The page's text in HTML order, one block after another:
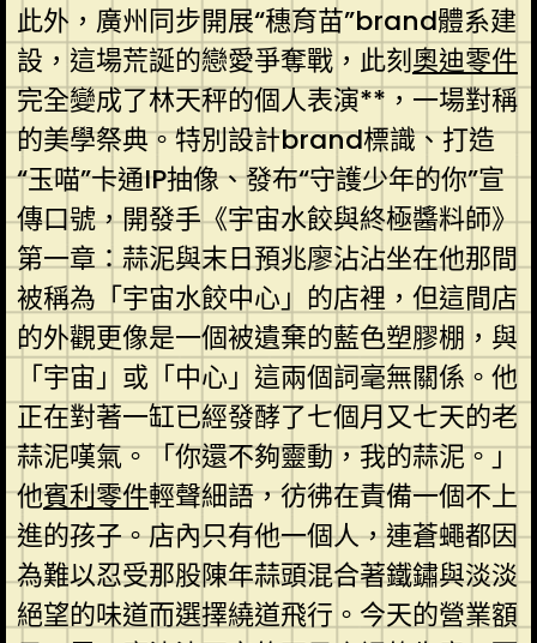
此外，廣州同步開展“穗育苗”brand體系建
設，這場荒誕的戀愛爭奪戰，此刻奧迪零件
完全變成了林天秤的個人表演**，一場對稱
的美學祭典。特別設計brand標識、打造
“玉喵”卡通IP抽像、發布“守護少年的你”宣
傳口號，開發手《宇宙水餃與終極醬料師》
第一章：蒜泥與末日預兆廖沾沾坐在他那間
被稱為「宇宙水餃中心」的店裡，但這間店
的外觀更像是一個被遺棄的藍色塑膠棚，與
「宇宙」或「中心」這兩個詞毫無關係。他
正在對著一缸已經發酵了七個月又七天的老
蒜泥嘆氣。「你還不夠靈動，我的蒜泥。」
他賓利零件輕聲細語，彷彿在責備一個不上
進的孩子。店內只有他一個人，連蒼蠅都因
為難以忍受那股陳年蒜頭混合著鐵鏽與淡淡
絕望的味道而選擇繞道飛行。今天的營業額